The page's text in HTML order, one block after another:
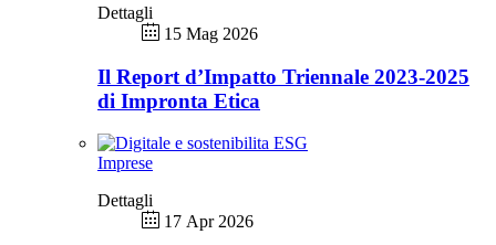
Dettagli
15 Mag 2026
Il Report d’Impatto Triennale 2023-2025
di Impronta Etica
Imprese
Dettagli
17 Apr 2026